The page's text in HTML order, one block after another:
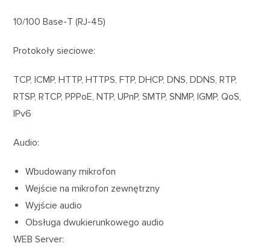
10/100 Base-T (RJ-45)
Protokoły sieciowe:
TCP, ICMP, HTTP, HTTPS, FTP, DHCP, DNS, DDNS, RTP,
RTSP, RTCP, PPPoE, NTP, UPnP, SMTP, SNMP, IGMP, QoS,
IPv6
Audio:
Wbudowany mikrofon
Wejście na mikrofon zewnętrzny
Wyjście audio
Obsługa dwukierunkowego audio
WEB Server: